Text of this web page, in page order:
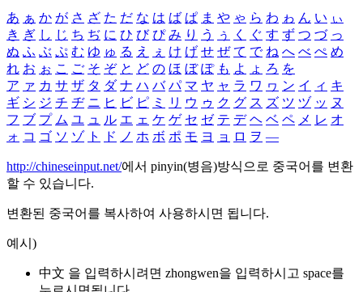
あ ぁ か が さ ざ た だ な は ば ぱ ま や ゃ ら わ ゎ ん い ぃ
き ぎ し じ ち ぢ に ひ び ぴ み り う ぅ く ぐ す ず つ づ っ
ぬ ふ ぶ ぷ む ゆ ゅ る え ぇ け げ せ ぜ て で ね へ べ ぺ め
れ お ぉ こ ご そ ぞ と ど の ほ ぼ ぽ も よ ょ ろ を
ア ァ カ サ ザ タ ダ ナ ハ バ パ マ ヤ ャ ラ ワ ヮ ン イ ィ キ
ギ シ ジ チ ヂ ニ ヒ ビ ピ ミ リ ウ ゥ ク グ ス ズ ツ ヅ ッ ヌ
フ ブ プ ム ユ ュ ル エ ェ ケ ゲ セ ゼ テ デ ヘ ベ ペ メ レ オ
ォ コ ゴ ソ ゾ ト ド ノ ホ ボ ポ モ ヨ ョ ロ ヲ ―
http://chineseinput.net/에서 pinyin(병음)방식으로 중국어를 변환
할 수 있습니다.
변환된 중국어를 복사하여 사용하시면 됩니다.
예시)
中文 을 입력하시려면 zhongwen을 입력하시고 space를